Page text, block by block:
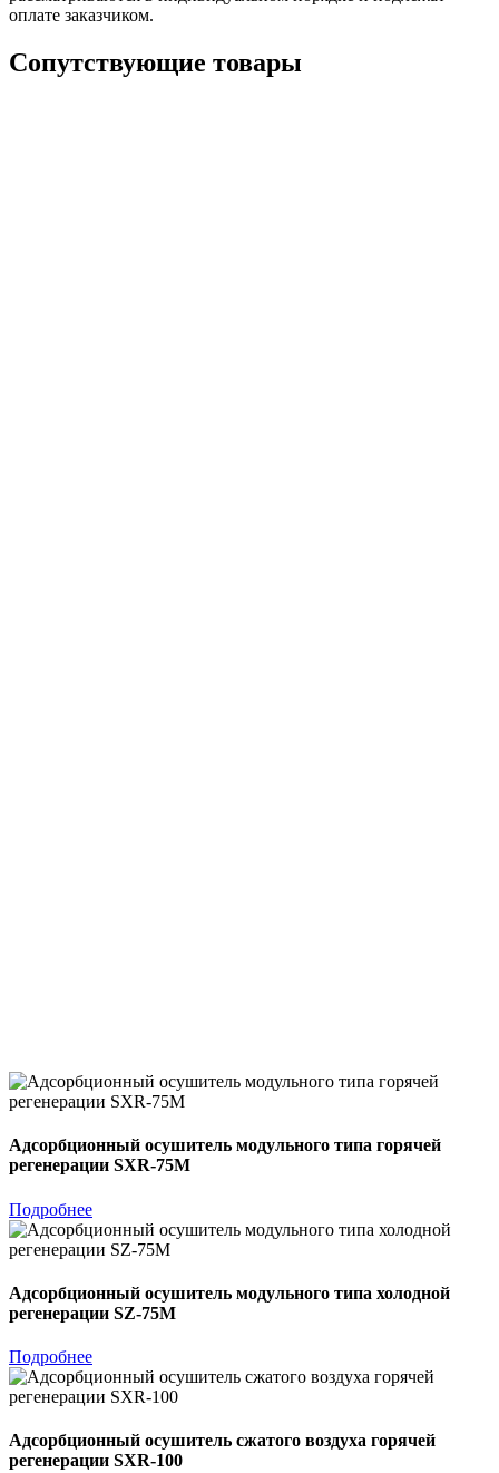
оплате заказчиком.
Сопутствующие товары
Адсорбционный осушитель модульного типа горячей
регенерации SXR-75M
Подробнее
Адсорбционный осушитель модульного типа холодной
регенерации SZ-75M
Подробнее
Адсорбционный осушитель сжатого воздуха горячей
регенерации SXR-100